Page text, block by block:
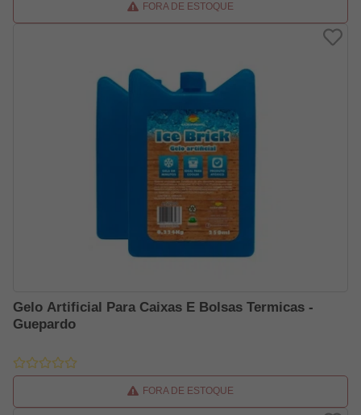
FORA DE ESTOQUE
Gelo Artificial Para Caixas E Bolsas Termicas -
Guepardo
FORA DE ESTOQUE